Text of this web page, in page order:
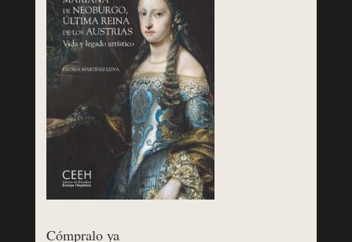
Cómpralo ya